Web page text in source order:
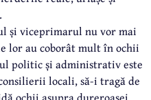
și viceprimarul nu vor mai
lor au coborât mult în ochii
politic și administrativ este
locali, să-i tragă de